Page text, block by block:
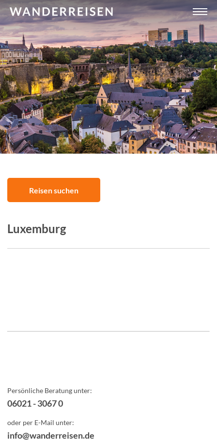
Luxemburg
Reisen suchen
Persönliche Beratung unter:
06021 - 3067 0
oder per E-Mail unter:
info@wanderreisen.de